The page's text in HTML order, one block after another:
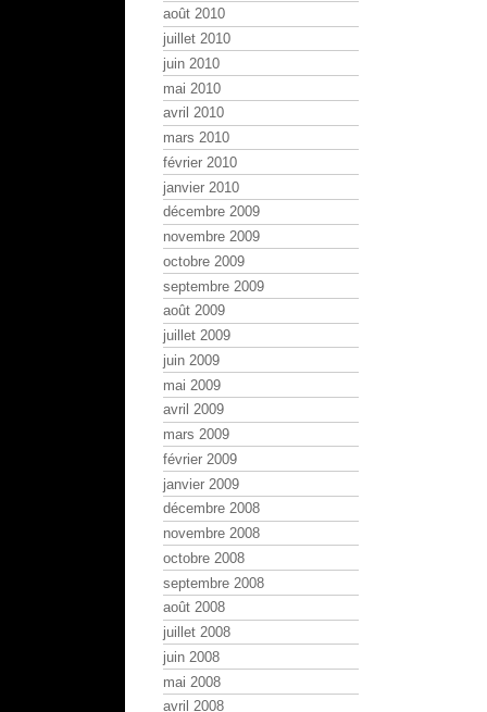
août 2010
juillet 2010
juin 2010
mai 2010
avril 2010
mars 2010
février 2010
janvier 2010
décembre 2009
novembre 2009
octobre 2009
septembre 2009
août 2009
juillet 2009
juin 2009
mai 2009
avril 2009
mars 2009
février 2009
janvier 2009
décembre 2008
novembre 2008
octobre 2008
septembre 2008
août 2008
juillet 2008
juin 2008
mai 2008
avril 2008